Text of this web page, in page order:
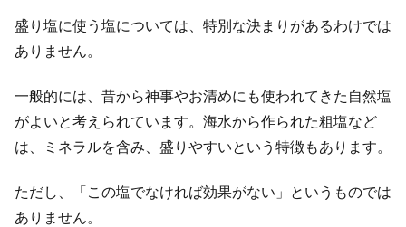
盛り塩に使う塩については、特別な決まりがあるわけでは
ありません。
一般的には、昔から神事やお清めにも使われてきた自然塩
がよいと考えられています。海水から作られた粗塩など
は、ミネラルを含み、盛りやすいという特徴もあります。
ただし、「この塩でなければ効果がない」というものでは
ありません。